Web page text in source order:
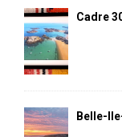
Cadre
Belle-